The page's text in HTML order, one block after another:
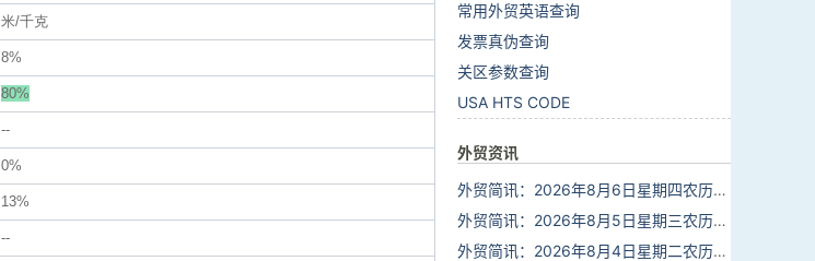
米/千克
8%
80%
--
0%
13%
--
常用外贸英语查询
发票真伪查询
关区参数查询
USA HTS CODE
外贸资讯
外贸简讯：2026年8月6日星期四农历六月廿四
外贸简讯：2026年8月5日星期三农历六月廿三
外贸简讯：2026年8月4日星期二农历六月廿二